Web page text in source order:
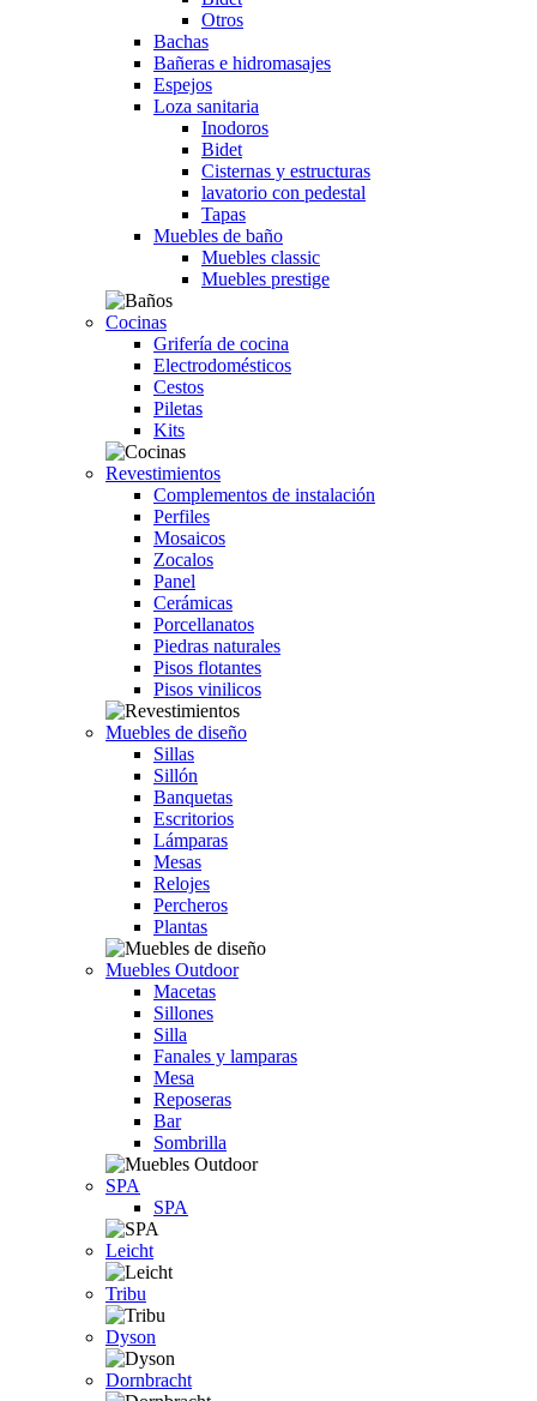
Otros
Bachas
Bañeras e hidromasajes
Espejos
Loza sanitaria
Inodoros
Bidet
Cisternas y estructuras
lavatorio con pedestal
Tapas
Muebles de baño
Muebles classic
Muebles prestige
Cocinas
Grifería de cocina
Electrodomésticos
Cestos
Piletas
Kits
Revestimientos
Complementos de instalación
Perfiles
Mosaicos
Zocalos
Panel
Cerámicas
Porcellanatos
Piedras naturales
Pisos flotantes
Pisos vinilicos
Muebles de diseño
Sillas
Sillón
Banquetas
Escritorios
Lámparas
Mesas
Relojes
Percheros
Plantas
Muebles Outdoor
Macetas
Sillones
Silla
Fanales y lamparas
Mesa
Reposeras
Bar
Sombrilla
SPA
SPA
Leicht
Tribu
Dyson
Dornbracht